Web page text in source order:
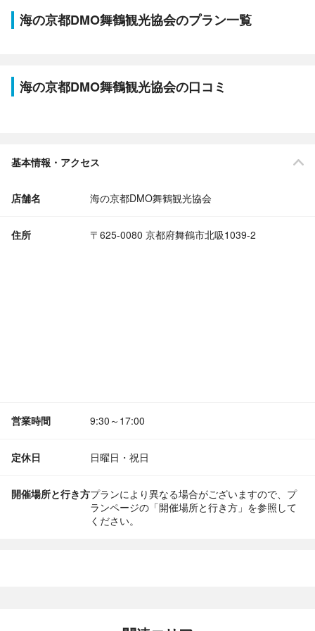
海の京都DMO舞鶴観光協会のプラン一覧
海の京都DMO舞鶴観光協会の口コミ
基本情報・アクセス
店舗名 海の京都DMO舞鶴観光協会
住所 〒625-0080 京都府舞鶴市北吸1039-2
営業時間 9:30～17:00
定休日 日曜日・祝日
開催場所と行き方プランにより異なる場合がございますので、プ
ランページの「開催場所と行き方」を参照して
ください。